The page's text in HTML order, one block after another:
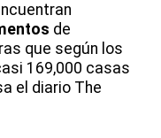
de
que según los
169,000 casas
el diario The